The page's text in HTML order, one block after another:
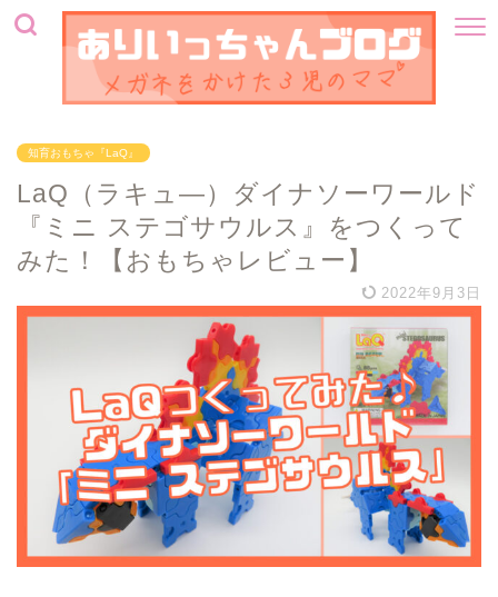
知育おもちゃ『LaQ』
LaQ（ラキュ―）ダイナソーワールド
『ミニ ステゴサウルス』をつくって
みた！【おもちゃレビュー】
2022年9月3日